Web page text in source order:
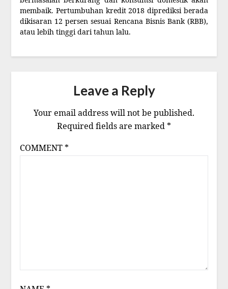
membaik. Pertumbuhan kredit 2018 diprediksi berada
dikisaran 12 persen sesuai Rencana Bisnis Bank (RBB),
atau lebih tinggi dari tahun lalu.
Leave a Reply
Your email address will not be published.
Required fields are marked *
COMMENT *